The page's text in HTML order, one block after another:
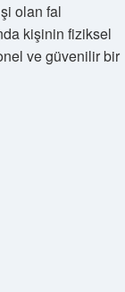
olan fal
kişinin fiziksel
ve güvenilir bir